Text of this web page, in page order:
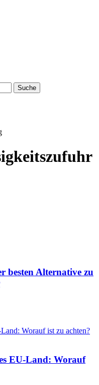
Suche
besten Alternative zu
EU-Land: Worauf